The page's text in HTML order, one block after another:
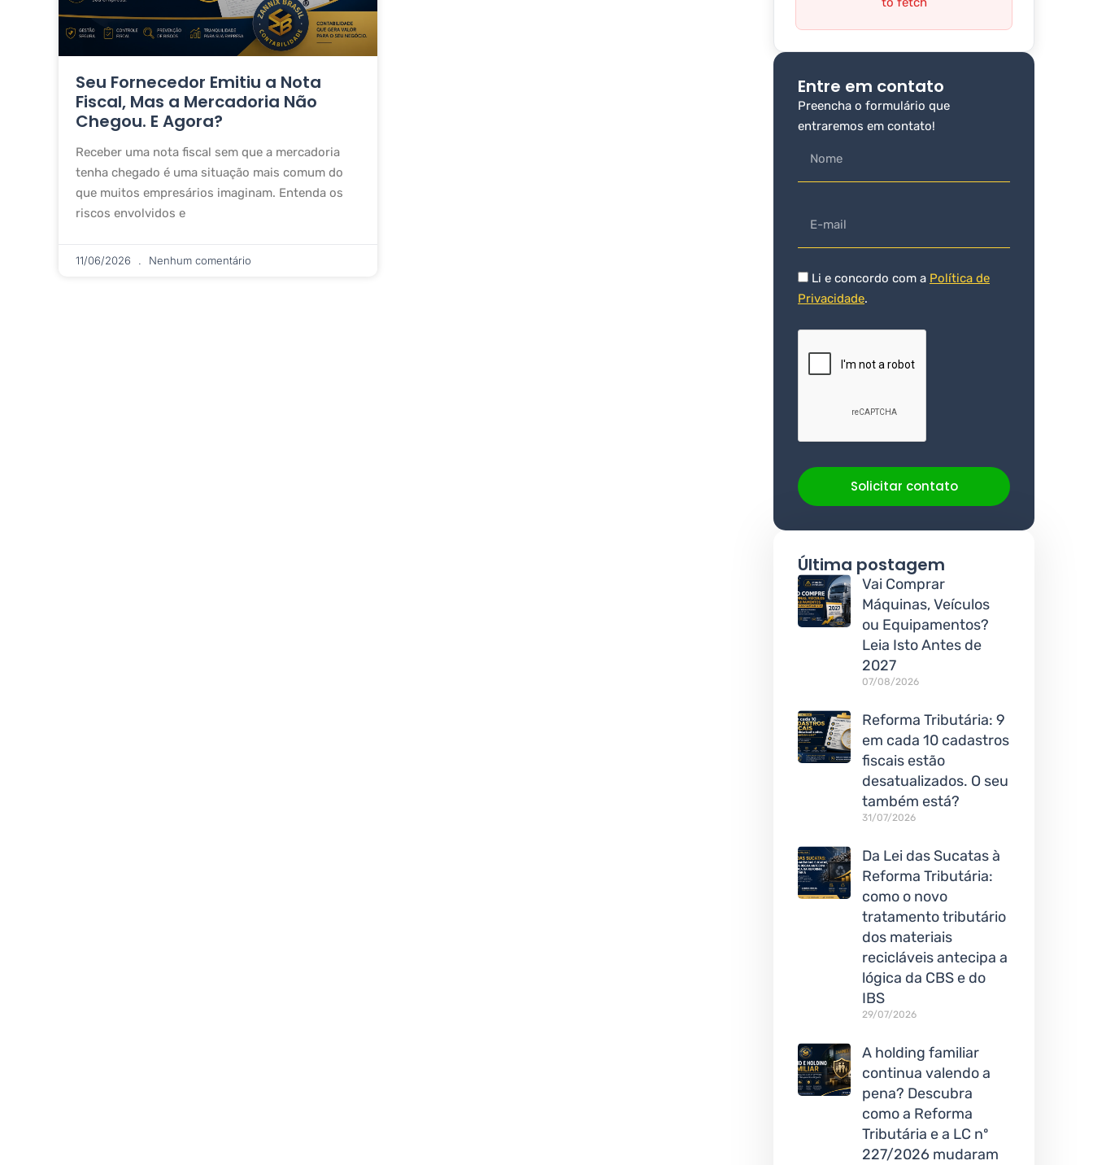
Seu Fornecedor Emitiu a Nota
Fiscal, Mas a Mercadoria Não
Chegou. E Agora?
Receber uma nota fiscal sem que a mercadoria
tenha chegado é uma situação mais comum do
que muitos empresários imaginam. Entenda os
riscos envolvidos e
11/06/2026 Nenhum comentário
Entre em contato
Preencha o formulário que
entraremos em contato!
Li e concordo com a Política de
Privacidade.
Solicitar contato
Última postagem
Vai Comprar
Máquinas, Veículos
ou Equipamentos?
Leia Isto Antes de
2027
07/08/2026
Reforma Tributária: 9
em cada 10 cadastros
fiscais estão
desatualizados. O seu
também está?
31/07/2026
Da Lei das Sucatas à
Reforma Tributária:
como o novo
tratamento tributário
dos materiais
recicláveis antecipa a
lógica da CBS e do
IBS
29/07/2026
A holding familiar
continua valendo a
pena? Descubra
como a Reforma
Tributária e a LC nº
227/2026 mudaram